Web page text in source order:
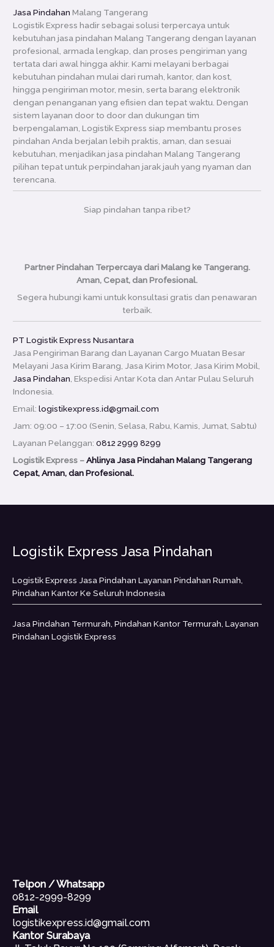
Jasa Pindahan Malang Tangerang
Logistik Express hadir sebagai solusi terpercaya untuk
kebutuhan jasa pindahan Malang Tangerang dengan layanan
profesional, armada lengkap, dan proses pengiriman yang
tertata dari awal hingga akhir. Kami melayani berbagai
kebutuhan pindahan mulai dari rumah, kantor, dan kost,
hingga pengiriman motor, mesin, serta barang elektronik
dengan penanganan yang efisien dan tepat waktu. Dengan
sistem layanan door to door dan dukungan tim
berpengalaman, Logistik Express siap membantu proses
pindahan Anda berjalan lebih praktis, aman, dan sesuai
kebutuhan, menjadikan jasa pindahan Malang Tangerang
pilihan tepat untuk perpindahan jarak jauh yang nyaman dan
terencana.
Siap pindahan tanpa ribet?
Partner Pindahan Terpercaya dari Malang ke Tangerang.
Aman, Cepat, dan Profesional.
Segera hubungi kami untuk konsultasi gratis dan penawaran
terbaik.
PT Logistik Express Nusantara
Jasa Pengiriman Barang dan Layanan Cargo Muatan Besar
Melayani Jasa Kirim Barang, Jasa Kirim Motor, Jasa Kirim Mobil,
Jasa Pindahan, Ekspedisi Antar Kota dan Antar Pulau Seluruh
Indonesia.
Email:logistikexpress.id@gmail.com
Jam: 09:00 – 17:00 (Senin, Selasa, Rabu, Kamis, Jumat, Sabtu)
Layanan Pelanggan:0812 2999 8299
Logistik Express –Ahlinya Jasa Pindahan Malang Tangerang
Cepat, Aman, dan Profesional.
Logistik Express Jasa Pindahan
Logistik Express Jasa Pindahan Layanan Pindahan Rumah,
Pindahan Kantor Ke Seluruh Indonesia
Jasa Pindahan Termurah, Pindahan Kantor Termurah, Layanan
Pindahan Logistik Express
Telpon / Whatsapp
0812-2999-8299
Email
logistikexpress.id@gmail.com
Kantor Surabaya